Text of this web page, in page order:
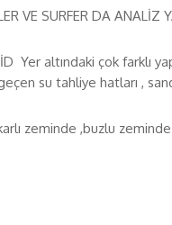
VE SURFER DA ANALİZ
Yer altındaki çok farklı
su tahliye hatları ,
zeminde ,buzlu